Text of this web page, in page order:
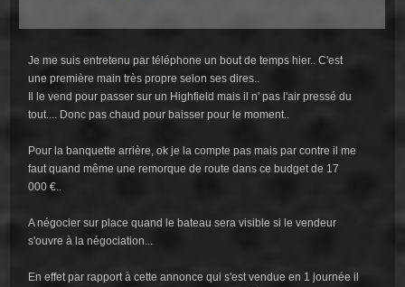
Je me suis entretenu par téléphone un bout de temps hier.. C'est
une première main très propre selon ses dires..
Il le vend pour passer sur un Highfield mais il n' pas l'air pressé du
tout.... Donc pas chaud pour baisser pour le moment..
Pour la banquette arrière, ok je la compte pas mais par contre il me
faut quand même une remorque de route dans ce budget de 17
000 €..
A négocier sur place quand le bateau sera visible si le vendeur
s'ouvre à la négociation...
En effet par rapport à cette annonce qui s'est vendue en 1 journée il